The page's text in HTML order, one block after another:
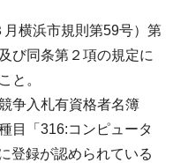
月横浜市規則第59号）第
び同条第２項の規定に
と。
争入札有資格者名簿
目「316:コンピュータ
登録が認められている